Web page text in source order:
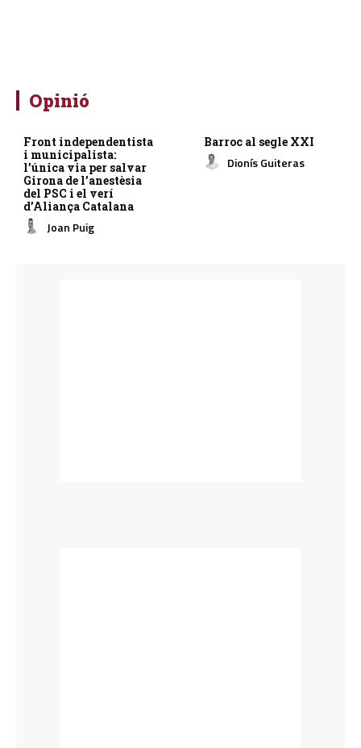
Opinió
Front independentista
i municipalista:
l’única via per salvar
Girona de l’anestèsia
del PSC i el verí
d’Aliança Catalana
Joan Puig
Barroc al segle XXI
Dionís Guiteras